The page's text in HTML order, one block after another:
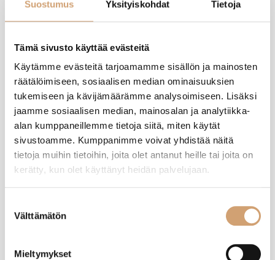
Suostumus Yksityiskohdat Tietoja
Tämä sivusto käyttää evästeitä
Käytämme evästeitä tarjoamamme sisällön ja mainosten
räätälöimiseen, sosiaalisen median ominaisuuksien
tukemiseen ja kävijämäärämme analysoimiseen. Lisäksi
jaamme sosiaalisen median, mainosalan ja analytiikka-
alan kumppaneillemme tietoja siitä, miten käytät
sivustoamme. Kumppanimme voivat yhdistää näitä
tietoja muihin tietoihin, joita olet antanut heille tai joita on
kerätty, kun olet käyttänyt heidän palvelujaan.
valinta
Välttämätön
Mieltymykset
A
Varmistettu ostaja
Anonyymi
Pohjois-Tapiola, FI
Arvostelija ei jättänyt kommenttia
vuosi sitten